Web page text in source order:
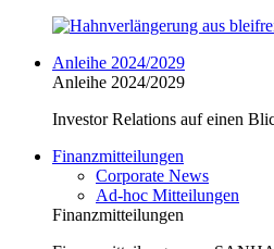
Anleihe 2024/2029
Anleihe 2024/2029
Investor Relations auf einen
Finanzmitteilungen
Corporate News
Ad-hoc Mitteilungen
Finanzmitteilungen